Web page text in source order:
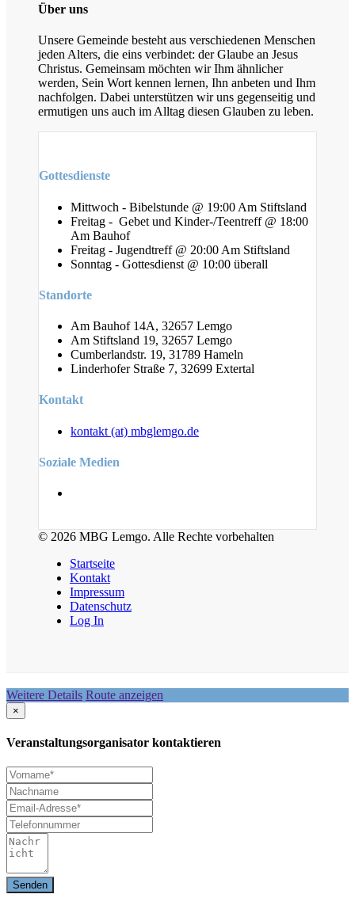
Über uns
Unsere Gemeinde besteht aus verschiedenen Menschen
jeden Alters, die eins verbindet: der Glaube an Jesus
Christus. Gemeinsam möchten wir Ihm ähnlicher
werden, Sein Wort kennen lernen, Ihn anbeten und Ihm
nachfolgen. Dabei unterstützen wir uns gegenseitig und
ermutigen uns auch im Alltag diesen Glauben zu leben.
Gottesdienste
Mittwoch - Bibelstunde @ 19:00 Am Stiftsland
Freitag - Gebet und Kinder-/Teentreff @ 18:00
Am Bauhof
Freitag - Jugendtreff @ 20:00 Am Stiftsland
Sonntag - Gottesdienst @ 10:00 überall
Standorte
Am Bauhof 14A, 32657 Lemgo
Am Stiftsland 19, 32657 Lemgo
Cumberlandstr. 19, 31789 Hameln
Linderhofer Straße 7, 32699 Extertal
Kontakt
kontakt (at) mbglemgo.de
Soziale Medien
© 2026 MBG Lemgo. Alle Rechte vorbehalten
Startseite
Kontakt
Impressum
Datenschutz
Log In
Weitere Details Route anzeigen
×
Veranstaltungsorganisator kontaktieren